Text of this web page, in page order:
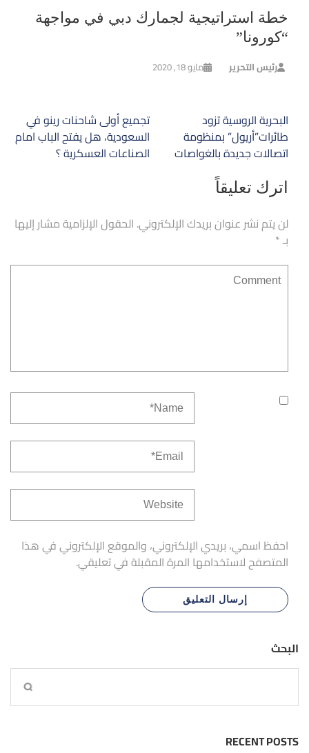
خطة استراتيجية لجمارك دبي في مواجهة
“كورونا”
رئيس التحرير مايو 18, 2020
تصفّح
المقالات
تجميع أولى شاحنات رينو في
السعودية، هل يفتح الباب امام
الصناعات العسكرية ؟
البحرية الروسية تزود
طائرات”أريول” بمنظومة
اتصالات جديدة بالغواصات
اترك تعليقاً
لن يتم نشر عنوان بريدك الإلكتروني. الحقول الإلزامية مشار إليها
بـ*
احفظ اسمي، بريدي الإلكتروني، والموقع الإلكتروني في هذا
المتصفح لاستخدامها المرة المقبلة في تعليقي.
البحث
RECENT POSTS